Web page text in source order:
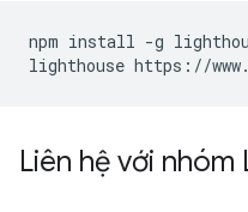
npm install -g
Liên hệ với